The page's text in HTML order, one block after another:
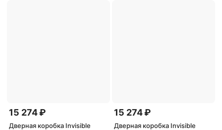
15 274 ₽
Дверная коробка Invisible
15 274 ₽
Дверная коробка Invisible